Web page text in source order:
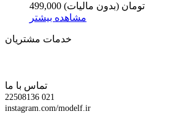
499,000 تومان (بدون مالیات)
مشاهده بیشتر
خدمات مشتریان
تماس با ما
22508136 021
instagram.com/modelf.ir